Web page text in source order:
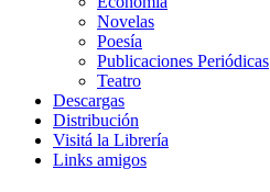
Novelas
Poesía
Publicaciones Periódicas
Teatro
Descargas
Distribución
Visitá la Librería
Links amigos